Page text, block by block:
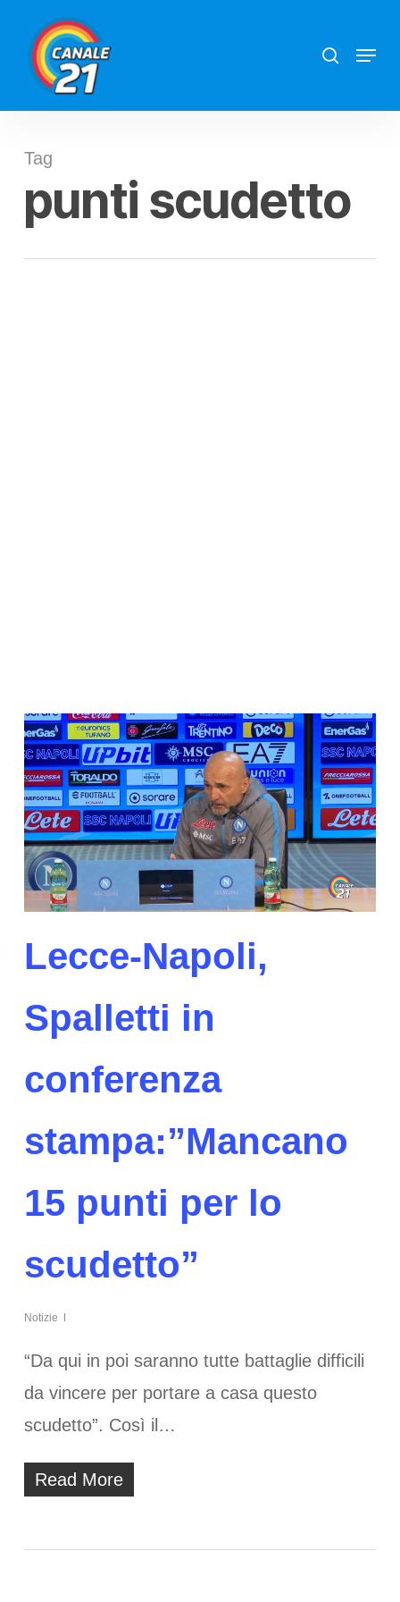
main
content
Menu
Tag
punti scudetto
Lecce-Napoli,
Spalletti in
conferenza
stampa:”Mancano
15 punti per lo
scudetto”
Notizie
“Da qui in poi saranno tutte battaglie difficili
da vincere per portare a casa questo
scudetto”. Così il…
Read More